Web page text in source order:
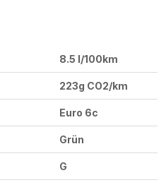
8.5 l/100km
223g CO2/km
Euro 6c
Grün
G